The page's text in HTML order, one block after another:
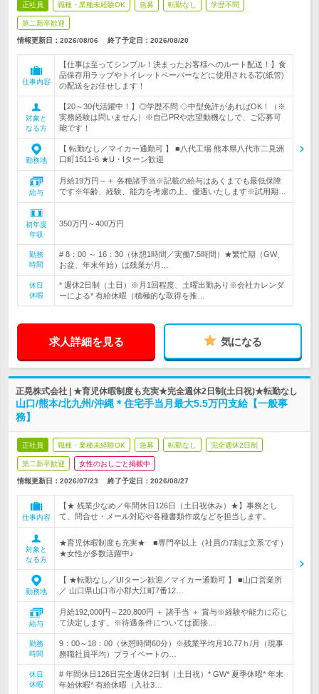
正社員 職種・業種未経験OK 急募 転勤なし 学歴不問
第二新卒歓迎
情報更新日：2026/08/06 終了予定日： 2026/08/20
仕事内容
【仕事は至ってシンプル！決まったお客様へのルート配送！】食
品保存用ラップやトイレットペーパーなどに使用される芯(紙管)
の配送をお任せします！
対象と
なる方
【20～30代活躍中！】◎学歴不問 ◇中型免許があればOK！（※
実務経験は問いません）※自己PRや志望動機なしで、ご応募可
能です！
勤務地
【 転勤なし／マイカー通勤可 】 ■八代工場 熊本県八代市二見洲
口町1511-6 ★U・Iターン歓迎
給与
月給19万円～＋ 各種諸手当※記載の給与はあくまでも最低保障
です※年齢、経験、能力を考慮の上、優遇いたします※試用期…
初年度
年収
350万円～400万円
勤務
時間
# 8：00 ～ 16：30（休憩1時間／実働7.5時間）★繁忙期（GW、
お盆、年末年始）は残業が月…
休日
休暇
* 週休2日制（土日）※月1回程度、土曜出勤あり※会社カレンダ
ーによる* 有給休暇（積極的な取得を推…
求人詳細を見る 気になる
正晃株式会社 | ★育児休暇制度も充実★完全週休2日制(土日祝)★転勤なし
山口/熊本/北九州/沖縄＊住宅手当月最大5.5万円支給【一般事
務】
正社員 職種・業種未経験OK 急募 転勤なし 完全週休2日制
第二新卒歓迎 女性のおしごと掲載中
情報更新日：2026/07/23 終了予定日： 2026/08/27
仕事内容
【★ 残業少なめ／年間休日126日（土日祝休み）★】事務とし
て、問合せ・メール対応や各種書類作成などを担当します。
対象と
なる方
★育児休暇制度も充実★ ■専門卒以上（社員の7割は文系です）
★女性が多数活躍中♪
勤務地
【 ★転勤なし／UIターン歓迎／マイカー通勤可 】 ■山口営業所
／ 山口県山口市小郡大江町7番12…
給与
月給192,000円～220,800円 ＋ 諸手当 ＋ 賞与※経験や能力に応じ
て決定します。※待遇条件については面接…
勤務
時間
9：00～18：00（休憩時間60分）※残業平均月10.77ｈ/月（現事
務職社員平均）プライベートの…
休日
休暇
# 年間休日126日完全週休2日制（土日祝）* GW* 夏季休暇* 年末
年始休暇* 有給休暇（入社3…